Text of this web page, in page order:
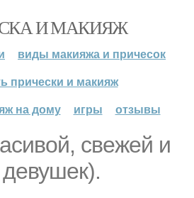
И МАКИЯЖ
виды макияжа и причесок
прически и макияж
на дому
игры отзывы
свежей и